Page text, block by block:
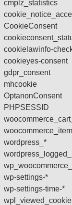
cmplz_statistics
CookieConsent
cookielawinfo-
cookieyes-consent
gdpr_consent
mhcookie
OptanonConsent
PHPSESSID
wordpress_*
wp-settings-*
wp-settings-time-*
wpl_viewed_cookie